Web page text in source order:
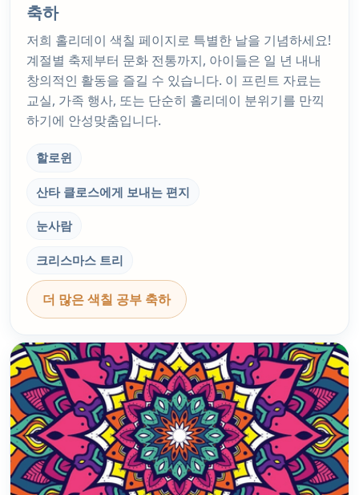
축하
저희 홀리데이 색칠 페이지로 특별한 날을 기념하세요!
계절별 축제부터 문화 전통까지, 아이들은 일 년 내내
창의적인 활동을 즐길 수 있습니다. 이 프린트 자료는
교실, 가족 행사, 또는 단순히 홀리데이 분위기를 만끽
하기에 안성맞춤입니다.
할로윈
산타 클로스에게 보내는 편지
눈사람
크리스마스 트리
더 많은 색칠 공부 축하